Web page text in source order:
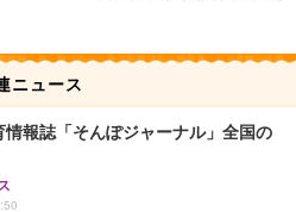
ニュース
情報誌「そんぽジャーナル」全国の